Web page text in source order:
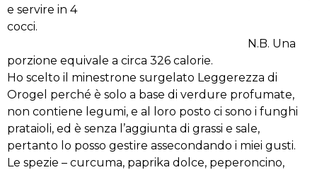
e servire in 4
cocci.
N.B. Una
porzione equivale a circa 326 calorie.
Ho scelto il minestrone surgelato Leggerezza di
Orogel perché è solo a base di verdure profumate,
non contiene legumi, e al loro posto ci sono i funghi
prataioli, ed è senza l’aggiunta di grassi e sale,
pertanto lo posso gestire assecondando i miei gusti.
Le spezie – curcuma, paprika dolce, peperoncino,